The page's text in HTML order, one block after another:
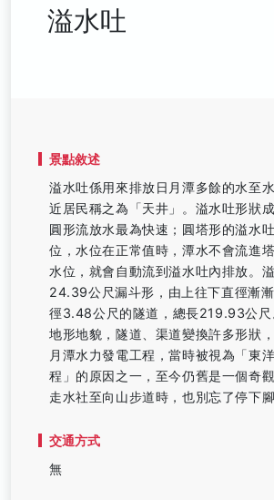
溢水吐
景點敘述
溢水吐係用來排放日月潭多餘的水至
近居民稱之為「天井」。溢水吐形狀
圓形流放水最為快速；圓塔形的溢水
位，水位在正常值時，潭水不會流進
水位，就會自動流到溢水吐內排放。
24.39公尺漏斗形，由上往下直徑漸
徑3.48公尺的隧道，總長219.93公尺
地形地貌，隧道、渠道變換許多形狀
月潭水力發電工程，當時被視為「東
程」的原因之一，至今仍舊是一個奇
走水社至向山步道時，也別忘了停下腳
交通方式
無